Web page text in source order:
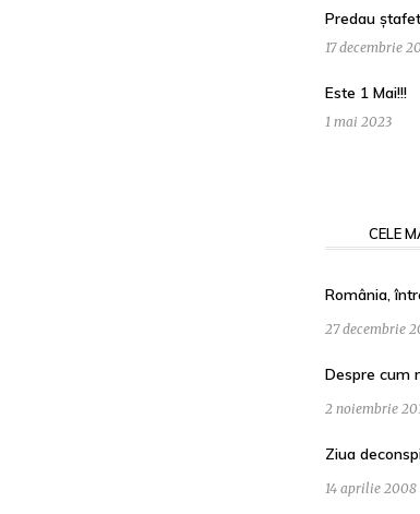
Predau
17 decembrie
Este 1 Mai!!!
1 mai 2023
CELE
România,
27 decembrie
Despre cum
2 noiembrie
Ziua
14 aprilie 2008